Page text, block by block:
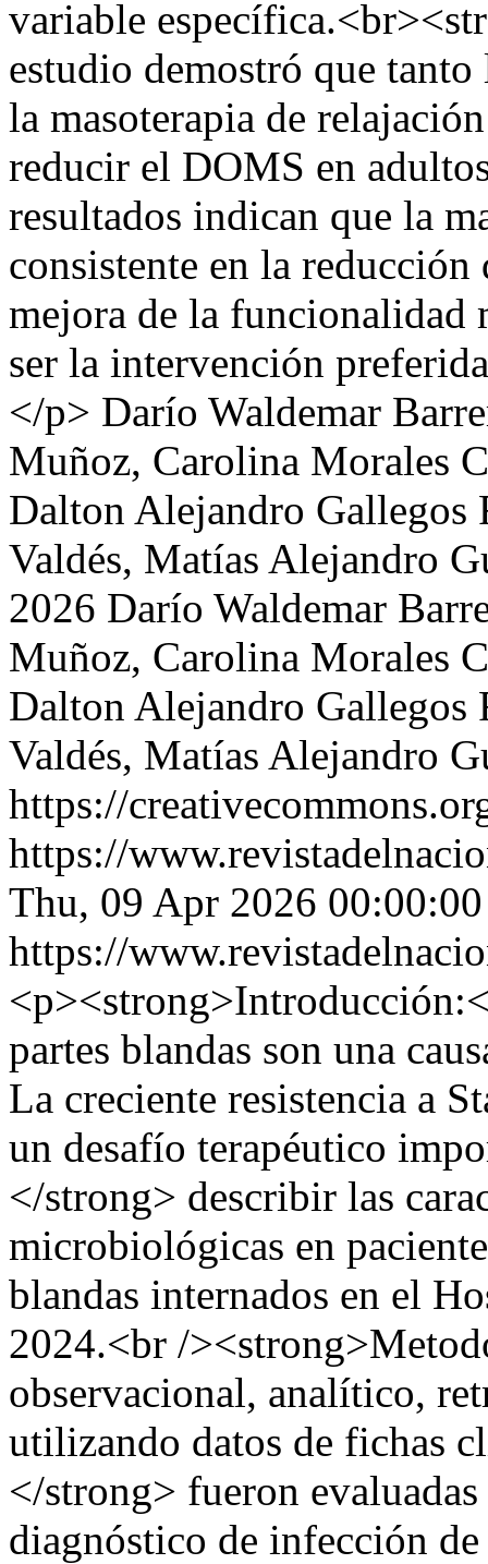
variable
estudio demostró que
la masoterapia de
reducir el DOMS en
resultados indican que la
consistente en la
mejora de la funcionalidad
ser la intervención
</p> Darío Waldemar
Muñoz, Carolina Morales
Dalton Alejandro Gallegos
Valdés, Matías Alejandro
2026 Darío Waldemar
Muñoz, Carolina Morales
Dalton Alejandro Gallegos
Valdés, Matías Alejandro
https://
https://
Thu, 09 Apr 2026
https://
partes blandas son una
La creciente resistencia a
un desafío terapéutico
</strong> describir las
microbiológicas en
blandas internados en el
2024.<br /
observacional, analítico,
utilizando datos de fichas
</strong> fueron
diagnóstico de infección